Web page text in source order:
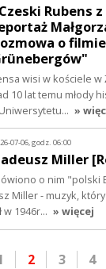
Rubens
o
wisi w kościele w
10 lat temu młody
»
07-06, godz. 06:00
Miller
o nim "polski
Miller - muzyk,
w 1946r… » więcej
2 3 4